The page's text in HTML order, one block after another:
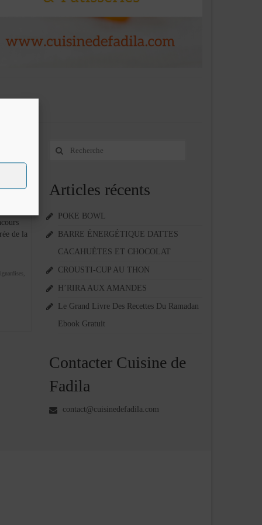
OCT 2012
de la
,
Rechercher
Articles récents
POKE BOWL
BARRE ÉNERGÉTIQUE DATTES
CACAHUÈTES ET CHOCOLAT
CROUSTI-CUP AU THON
H’RIRA AUX AMANDES
Le Grand Livre Des Recettes Du Ramadan
Ebook Gratuit
Contacter Cuisine de
Fadila
contact@cuisinedefadila.com